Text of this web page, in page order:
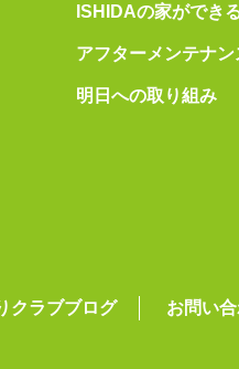
ISHIDAの家ができ
アフターメンテナン
明日への取り組み
クラブブログ お問い